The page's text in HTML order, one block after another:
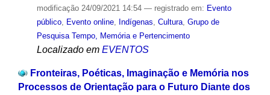
modificação24/09/2021 14:54 — registrado em: Evento
público, Evento online, Indígenas, Cultura, Grupo de
Pesquisa Tempo, Memória e Pertencimento
Localizado em EVENTOS
Fronteiras, Poéticas, Imaginação e Memória nos
Processos de Orientação para o Futuro Diante dos